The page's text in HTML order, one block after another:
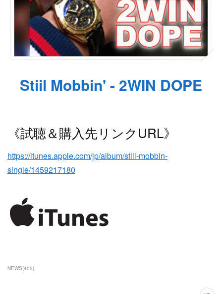
Stiil Mobbin' - 2WIN DOPE
《試聴＆購入先リンクURL》
https://itunes.apple.com/jp/album/still-mobbin-
single/1459217180
NEWS(405)